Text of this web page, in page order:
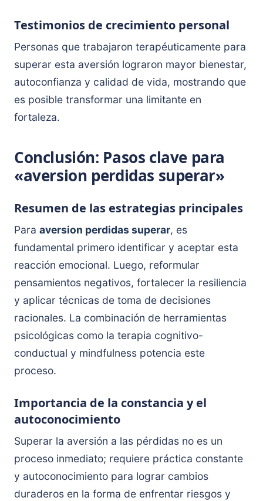
Testimonios de crecimiento personal
Personas que trabajaron terapéuticamente para
superar esta aversión lograron mayor bienestar,
autoconfianza y calidad de vida, mostrando que
es posible transformar una limitante en
fortaleza.
Conclusión: Pasos clave para
«aversion perdidas superar»
Resumen de las estrategias principales
Para aversion perdidas superar, es
fundamental primero identificar y aceptar esta
reacción emocional. Luego, reformular
pensamientos negativos, fortalecer la resiliencia
y aplicar técnicas de toma de decisiones
racionales. La combinación de herramientas
psicológicas como la terapia cognitivo-
conductual y mindfulness potencia este
proceso.
Importancia de la constancia y el
autoconocimiento
Superar la aversión a las pérdidas no es un
proceso inmediato; requiere práctica constante
y autoconocimiento para lograr cambios
duraderos en la forma de enfrentar riesgos y